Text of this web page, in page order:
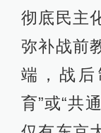
彻底民主
弥补战前
端，战
育”或“共